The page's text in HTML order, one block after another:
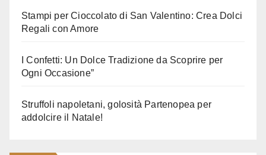
Stampi per Cioccolato di San Valentino: Crea Dolci
Regali con Amore
I Confetti: Un Dolce Tradizione da Scoprire per
Ogni Occasione”
Struffoli napoletani, golosità Partenopea per
addolcire il Natale!